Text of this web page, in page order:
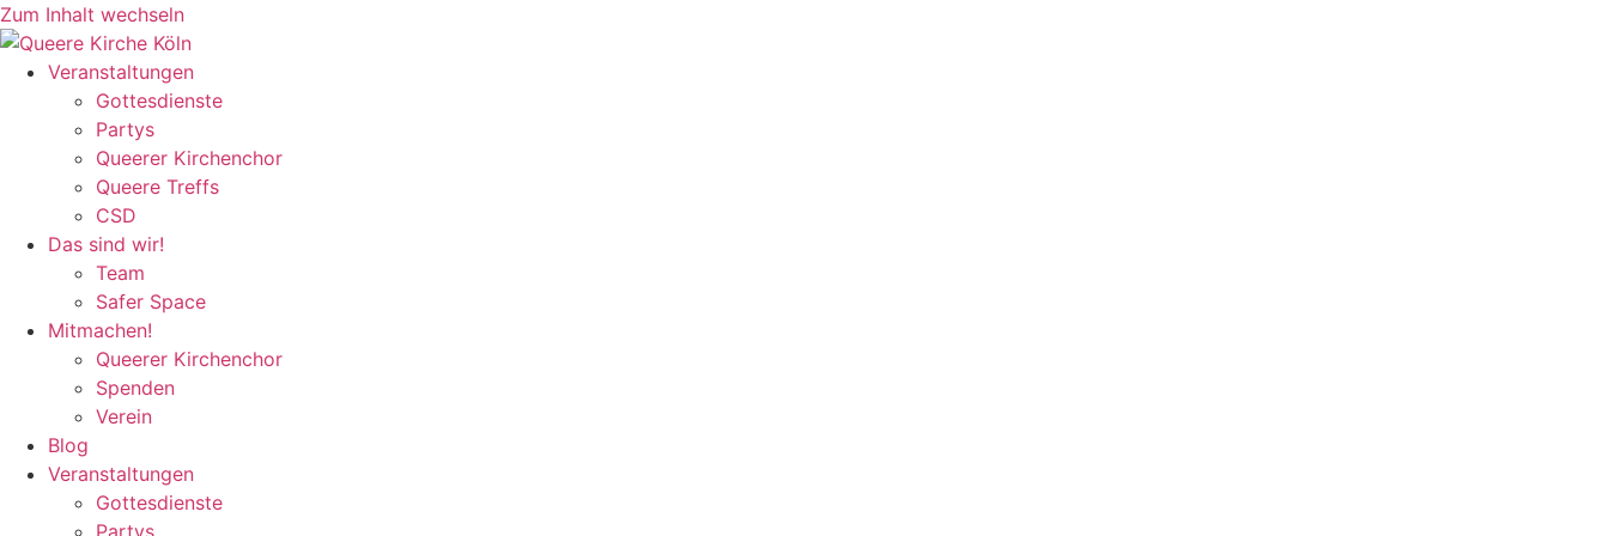
Zum Inhalt wechseln
Veranstaltungen
Gottesdienste
Partys
Queerer Kirchenchor
Queere Treffs
CSD
Das sind wir!
Team
Safer Space
Mitmachen!
Queerer Kirchenchor
Spenden
Verein
Blog
Veranstaltungen
Gottesdienste
Partys